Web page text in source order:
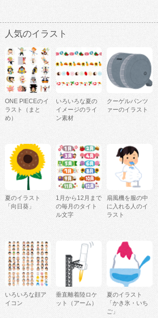
人気のイラスト
ONE PIECEのイ
ラスト（まと
め）
いろいろな夏の
イメージのライ
ン素材
クーゲルパンツ
ァーのイラスト
夏のイラスト
「向日葵」
1月から12月まで
の毎月のタイト
ル文字
扇風機を服の中
に入れる人のイ
ラスト
いろいろな顔ア
イコン
垂直離着陸ロケ
ット（アーム）
夏のイラスト
「かき氷・いち
ご」